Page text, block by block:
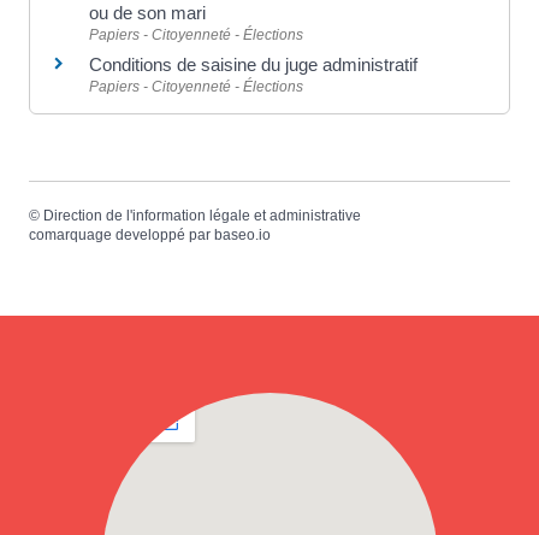
ou de son mari
Papiers - Citoyenneté - Élections
Conditions de saisine du juge administratif
Papiers - Citoyenneté - Élections
© Direction de l'information légale et administrative
comarquage developpé par baseo.io